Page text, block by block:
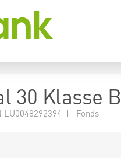
30 Klasse B
LU0048292394 | Fonds